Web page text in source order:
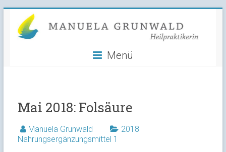
content
Manuela
Grunwald
Menü
Mai 2018: Folsäure
Manuela Grunwald
2018
Nahrungsergänzungsmittel 1